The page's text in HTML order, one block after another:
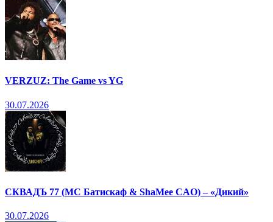
VERZUZ: The Game vs YG
30.07.2026
СКВАДЪ 77 (МС Батискаф & ShaMee CAO) – «Дикий»
30.07.2026